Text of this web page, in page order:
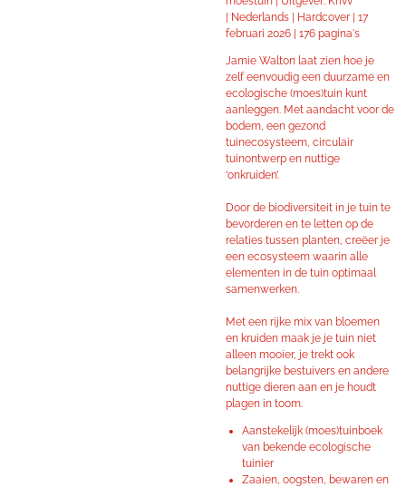
Nederlands | Hardcover | 17
februari 2026 | 176 pagina's
Jamie Walton laat zien hoe je
zelf eenvoudig een duurzame en
ecologische (moes)tuin kunt
aanleggen. Met aandacht voor de
bodem, een gezond
tuinecosysteem, circulair
tuinontwerp en nuttige
‘onkruiden’.
Door de biodiversiteit in je tuin te
bevorderen en te letten op de
relaties tussen planten, creëer je
een ecosysteem waarin alle
elementen in de tuin optimaal
samenwerken.
Met een rijke mix van bloemen
en kruiden maak je je tuin niet
alleen mooier, je trekt ook
belangrijke bestuivers en andere
nuttige dieren aan en je houdt
plagen in toom.
Aanstekelijk (moes)tuinboek
van bekende ecologische
tuinier
Zaaien, oogsten, bewaren en